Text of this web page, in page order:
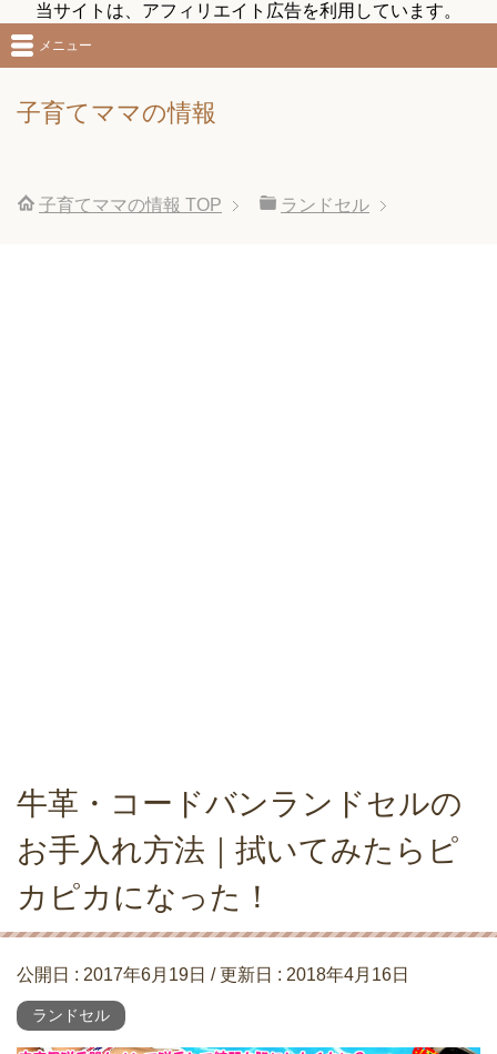
当サイトは、アフィリエイト広告を利用しています。
子育てママの情報
メニュー
子育てママの情報 TOP ランドセル
牛革・コードバンランドセルの
お手入れ方法｜拭いてみたらピ
カピカになった！
公開日 : 2017年6月19日 / 更新日 : 2018年4月16日
ランドセル